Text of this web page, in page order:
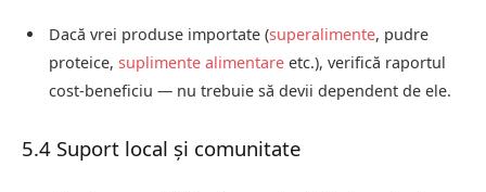
Dacă vrei produse importate (superalimente, pudre
proteice, suplimente alimentare etc.), verifică raportul
cost-beneficiu — nu trebuie să devii dependent de ele.
5.4 Suport local și comunitate